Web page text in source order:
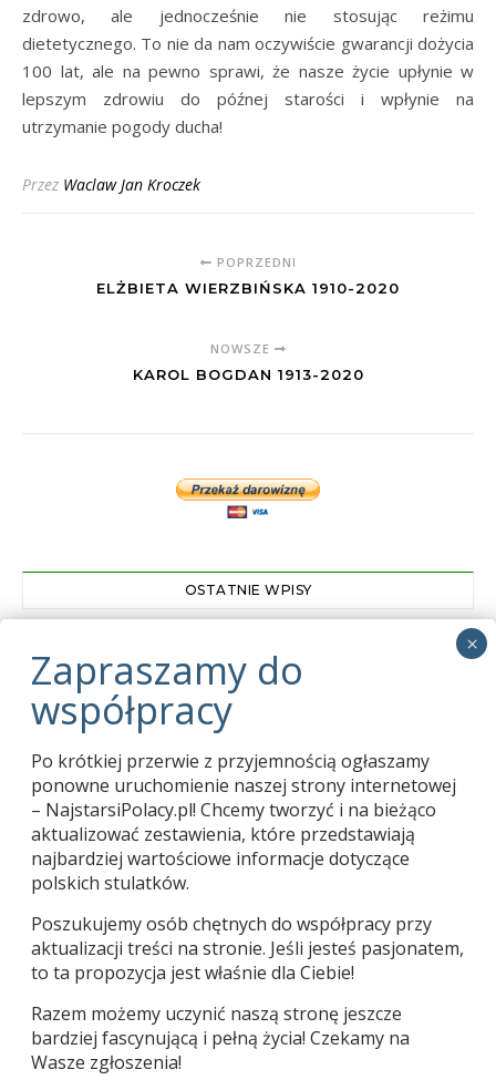
zdrowo, ale jednocześnie nie stosując reżimu
dietetycznego. To nie da nam oczywiście gwarancji dożycia
100 lat, ale na pewno sprawi, że nasze życie upłynie w
lepszym zdrowiu do późnej starości i wpłynie na
utrzymanie pogody ducha!
Przez Waclaw Jan Kroczek
POPRZEDNI
ELŻBIETA WIERZBIŃSKA 1910-2020
NOWSZE
KAROL BOGDAN 1913-2020
OSTATNIE WPISY
Zapraszamy do współpracy 01.03.2024
Pani Tekla Juniewicz kończy 114 lat
Karol Bogdan 1913-2020 04.06.2020
| Copyright © Wacław Jan Kroczek 2015-2026 |
Po krótkiej przerwie z przyjemnością ogłaszamy
ponowne uruchomienie naszej strony internetowej
– NajstarsiPolacy.pl! Chcemy tworzyć i na bieżąco
aktualizować zestawienia, które przedstawiają
najbardziej wartościowe informacje dotyczące
polskich stulatków.
Poszukujemy osób chętnych do współpracy przy
aktualizacji treści na stronie. Jeśli jesteś pasjonatem,
to ta propozycja jest właśnie dla Ciebie!
Razem możemy uczynić naszą stronę jeszcze
bardziej fascynującą i pełną życia! Czekamy na
Wasze zgłoszenia!
Używamy ciasteczek, aby zapewnić najlepszą jakość
korzystania z naszej witryny.